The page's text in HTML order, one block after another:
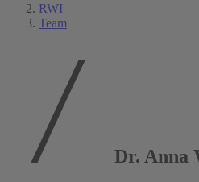
RWI
Team
Dr. Anna